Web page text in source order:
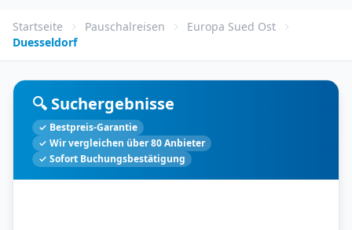
Startseite Pauschalreisen
Europa Sued Ost
Duesseldorf
🔍 Suchergebnisse
✓ Bestpreis-Garantie
✓ Wir vergleichen über 80 Anbieter
✓ Sofort Buchungsbestätigung